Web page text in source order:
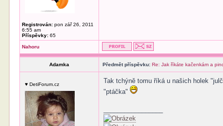
Registrován: pon zář 26, 2011
6:55 am
Příspěvky: 65
Nahoru
Adamka Předmět příspěvku: Re: Jak říkáte kačenkám a
♥ DetiForum.cz
Tak tchýně tomu říká u našich holek
"ptáčka"